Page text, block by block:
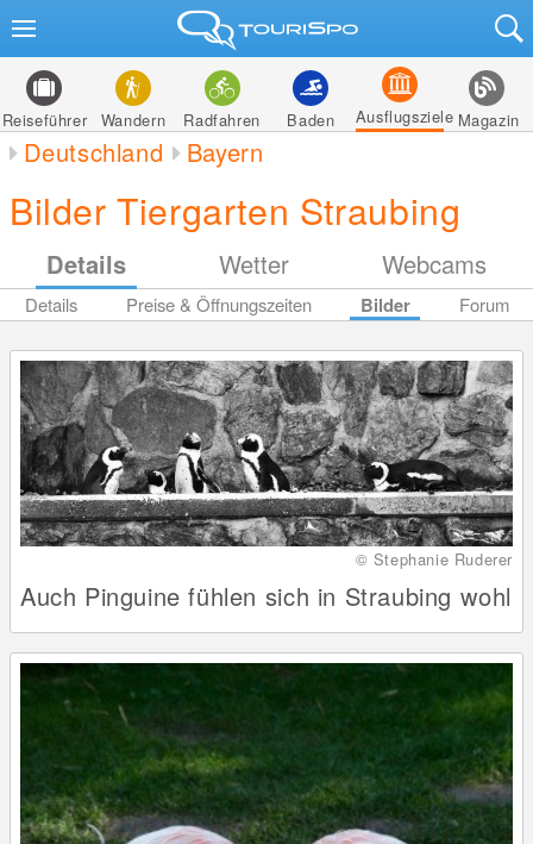
Reiseführer Wandern Radfahren Baden Ausflugsziele Magazin
Deutschland Bayern
Bilder Tiergarten Straubing
Details Wetter Webcams
Details Preise & Öffnungszeiten Bilder Forum
© Stephanie Ruderer
Auch Pinguine fühlen sich in Straubing wohl